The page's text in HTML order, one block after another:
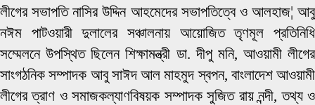
লীগের সভাপতি নাসির উদ্দিন আহমেদের সভাপতিত্বে ও আলহাজ¦ আবু
নঈম পাটওয়ারী দুলালের সঞ্চালনায় আয়োজিত তৃণমূল প্রতিনিধি
সম্মেলনে উপস্থিত ছিলেন শিক্ষামন্ত্রী ডা. দীপু মনি, আওয়ামী লীগের
সাংগঠনিক সম্পাদক আবু সাঈদ আল মাহমুদ স্বপন, বাংলাদেশ আওয়ামী
লীগের ত্রাণ ও সমাজকল্যাণবিষয়ক সম্পাদক সুজিত রায় নন্দী, তথ্য ও